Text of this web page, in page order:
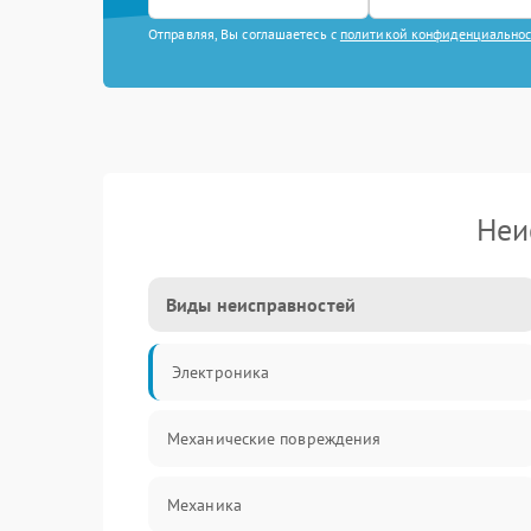
Отправляя, Вы соглашаетесь с политикой
Виды неисправностей
Электроника
Механические повреждения
Механика